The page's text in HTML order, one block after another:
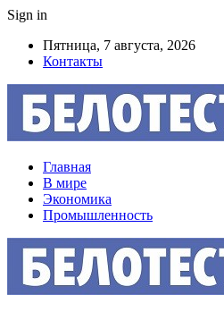
Sign in
Пятница, 7 августа, 2026
Контакты
Главная
В мире
Экономика
Промышленность